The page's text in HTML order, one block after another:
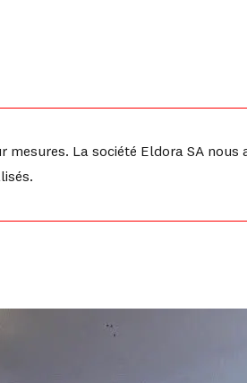
mesures. La société Eldora SA